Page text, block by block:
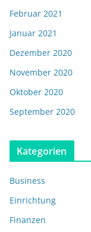
Februar 2021
Januar 2021
Dezember 2020
November 2020
Oktober 2020
September 2020
Kategorien
Business
Einrichtung
Finanzen